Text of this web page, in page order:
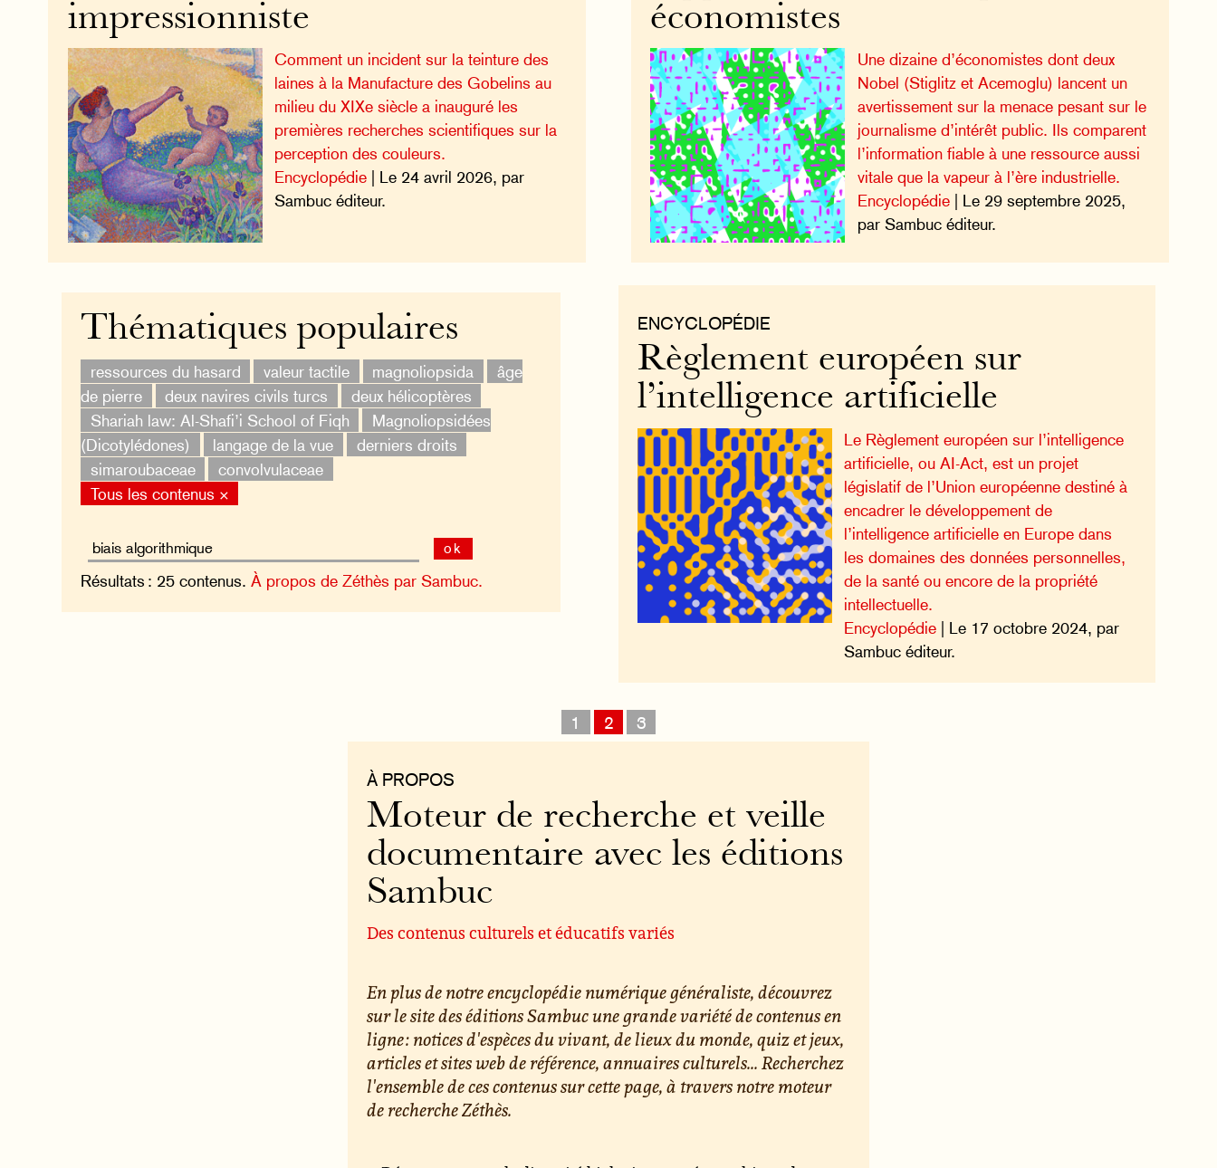
économistes
Une dizaine d’économistes dont deux
Nobel (Stiglitz et Acemoglu) lancent un
avertissement sur la menace pesant sur le
journalisme d’intérêt public. Ils comparent
l’information fiable à une ressource aussi
vitale que la vapeur à l’ère industrielle.
Encyclopédie| Le 29 septembre 2025,
par Sambuc éditeur.
impressionniste
Comment un incident sur la teinture des
laines à la Manufacture des Gobelins au
milieu du XIXe siècle a inauguré les
premières recherches scientifiques sur la
perception des couleurs.
Encyclopédie | Le 24 avril 2026, par
Sambuc éditeur.
ENCYCLOPÉDIE
Règlement européen sur
l’intelligence artificielle
Le Règlement européen sur l’intelligence
artificielle, ou AI-Act, est un projet
législatif de l’Union européenne destiné à
encadrer le développement de
l’intelligence artificielle en Europe dans
les domaines des données personnelles,
de la santé ou encore de la propriété
intellectuelle.
Encyclopédie | Le 17 octobre 2024, par
Sambuc éditeur.
Thématiques populaires
ressources du hasard valeur tactile magnoliopsida
âge
de pierre
deux navires civils turcs
deux hélicoptères
Shariah law: Al-Shafi’i School of Fiqh
Magnoliopsidées
(Dicotylédones)
langage de la vue
derniers droits
simaroubaceae
convolvulaceae
Tous les contenus ×
ok
Résultats : 25 contenus. À propos de Zéthès par Sambuc.
1 2 3
À PROPOS
Moteur de recherche et veille
documentaire avec les éditions
Sambuc
Des contenus culturels et éducatifs variés
En plus de notre encyclopédie numérique généraliste, découvrez
sur le site des éditions Sambuc une grande variété de contenus en
ligne : notices d'espèces du vivant, de lieux du monde, quiz et jeux,
articles et sites web de référence, annuaires culturels... Recherchez
l'ensemble de ces contenus sur cette page, à travers notre moteur
de recherche Zéthès.